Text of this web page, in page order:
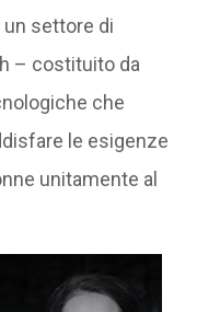
un settore di
– costituito da
che
le esigenze
unitamente al